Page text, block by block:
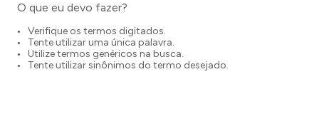
O que eu devo fazer?
Verifique os termos digitados.
Tente utilizar uma única palavra.
Utilize termos genéricos na busca.
Tente utilizar sinônimos do termo desejado.